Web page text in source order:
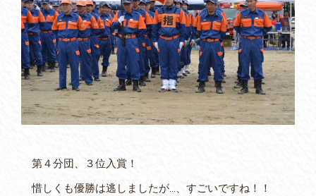
第４分団、３位入賞！
惜しくも優勝は逃しましたが…、すごいですね！！